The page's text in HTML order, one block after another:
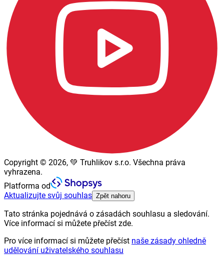
Copyright © 2026, 💚 Truhlikov s.r.o. Všechna práva
vyhrazena.
Platforma od
Aktualizujte svůj souhlas Zpět nahoru
Tato stránka pojednává o zásadách souhlasu a sledování.
Více informací si můžete přečíst zde.
Pro více informací si můžete přečíst naše zásady ohledně
udělování uživatelského souhlasu